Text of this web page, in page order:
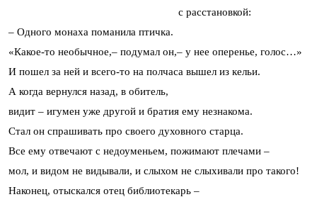
с расстановкой:
– Одного монаха поманила птичка.
«Какое-то необычное,– подумал он,– у нее оперенье, голос…»
И пошел за ней и всего-то на полчаса вышел из кельи.
А когда вернулся назад, в обитель,
видит – игумен уже другой и братия ему незнакома.
Стал он спрашивать про своего духовного старца.
Все ему отвечают с недоуменьем, пожимают плечами –
мол, и видом не видывали, и слыхом не слыхивали про такого!
Наконец, отыскался отец библиотекарь –